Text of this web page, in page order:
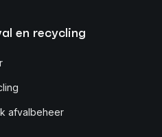
en recycling
afvalbeheer